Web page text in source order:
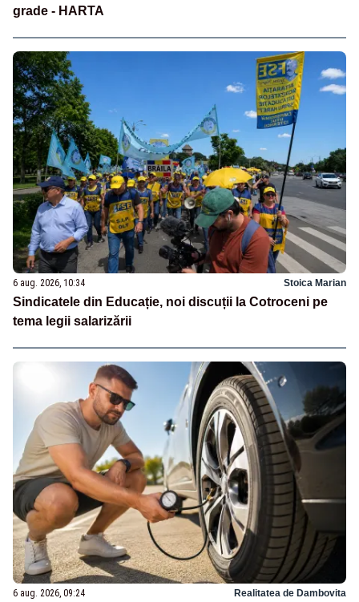
grade - HARTA
6 aug. 2026, 10:34 Stoica Marian
Sindicatele din Educație, noi discuții la Cotroceni pe
tema legii salarizării
6 aug. 2026, 09:24 Realitatea de Dambovita